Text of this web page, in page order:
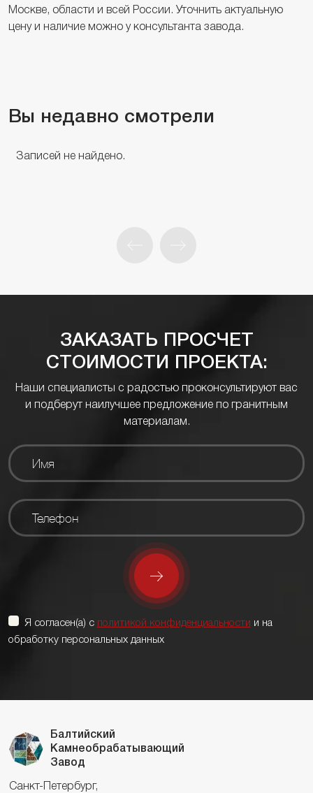
Москве, области и всей России. Уточнить актуальную
цену и наличие можно у консультанта завода.
Вы недавно смотрели
Записей не найдено.
ЗАКАЗАТЬ ПРОСЧЕТ
СТОИМОСТИ ПРОЕКТА:
Наши специалисты с радостью проконсультируют вас
и подберут наилучшее предложение по гранитным
материалам.
Я согласен(а) с политикой конфиденциальности и на
обработку персональных данных
Балтийский
Камнеобрабатывающий
Завод
Санкт-Петербург,